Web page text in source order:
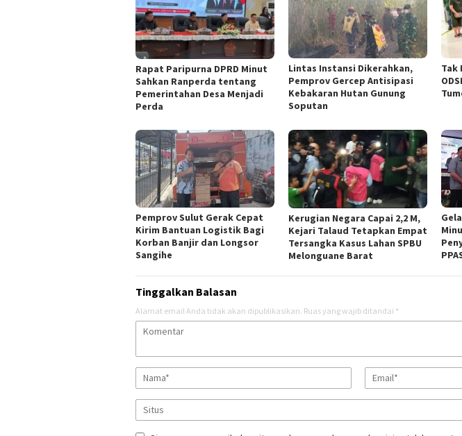
Rapat Paripurna DPRD Minut
Sahkan Ranperda tentang
Pemerintahan Desa Menjadi
Perda
Lintas Instansi Dikerahkan,
Pemprov Gercep Antisipasi
Kebakaran Hutan Gunung
Soputan
Tak
Pemprov Sulut Gerak Cepat
Kirim Bantuan Logistik Bagi
Korban Banjir dan Longsor
Sangihe
Kerugian Negara Capai 2,2 M,
Kejari Talaud Tetapkan Empat
Tersangka Kasus Lahan SPBU
Melonguane Barat
Tinggalkan Balasan
Alamat email Anda tidak akan dipublikasikan. Ruas yang wajib ditandai *